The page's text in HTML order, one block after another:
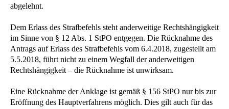
abgelehnt.
Dem Erlass des Strafbefehls steht anderweitige Rechtshängigkeit
im Sinne von § 12 Abs. 1 StPO entgegen. Die Rücknahme des
Antrags auf Erlass des Strafbefehls vom 6.4.2018, zugestellt am
5.5.2018, führt nicht zu einem Wegfall der anderweitigen
Rechtshängigkeit – die Rücknahme ist unwirksam.
Eine Rücknahme der Anklage ist gemäß § 156 StPO nur bis zur
Eröffnung des Hauptverfahrens möglich. Dies gilt auch für das